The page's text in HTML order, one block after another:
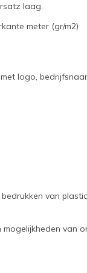
laag.
meter (gr/m2)
logo,
van
van